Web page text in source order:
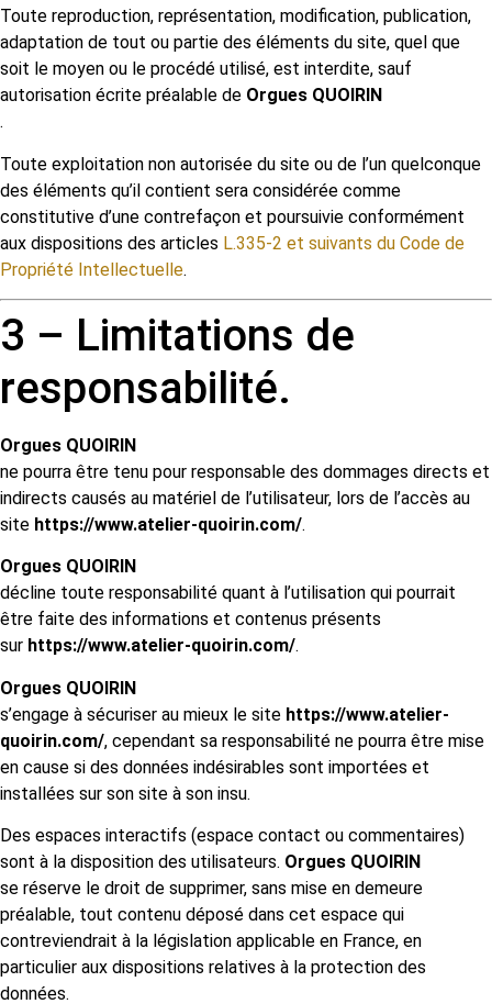
Toute reproduction, représentation, modification, publication,
adaptation de tout ou partie des éléments du site, quel que
soit le moyen ou le procédé utilisé, est interdite, sauf
autorisation écrite préalable de Orgues QUOIRIN
.
Toute exploitation non autorisée du site ou de l’un quelconque
des éléments qu’il contient sera considérée comme
constitutive d’une contrefaçon et poursuivie conformément
aux dispositions des articles L.335-2 et suivants du Code de
Propriété Intellectuelle.
3 – Limitations de
responsabilité.
Orgues QUOIRIN
ne pourra être tenu pour responsable des dommages directs et
indirects causés au matériel de l’utilisateur, lors de l’accès au
site https://www.atelier-quoirin.com/.
Orgues QUOIRIN
décline toute responsabilité quant à l’utilisation qui pourrait
être faite des informations et contenus présents
sur https://www.atelier-quoirin.com/.
Orgues QUOIRIN
s’engage à sécuriser au mieux le site https://www.atelier-
quoirin.com/, cependant sa responsabilité ne pourra être mise
en cause si des données indésirables sont importées et
installées sur son site à son insu.
Des espaces interactifs (espace contact ou commentaires)
sont à la disposition des utilisateurs. Orgues QUOIRIN
se réserve le droit de supprimer, sans mise en demeure
préalable, tout contenu déposé dans cet espace qui
contreviendrait à la législation applicable en France, en
particulier aux dispositions relatives à la protection des
données.